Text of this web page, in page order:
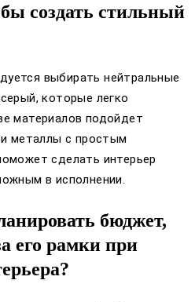
создать стильный
выбирать нейтральные
которые легко
материалов подойдет
металлы с простым
сделать интерьер
в исполнении.
бюджет,
его рамки при